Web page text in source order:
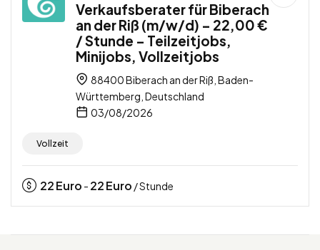
Verkaufsberater für Biberach
an der Riß (m/w/d) – 22,00 €
/ Stunde – Teilzeitjobs,
Minijobs, Vollzeitjobs
88400 Biberach an der Riß, Baden-
Württemberg, Deutschland
03/08/2026
Vollzeit
22Euro - 22Euro / Stunde